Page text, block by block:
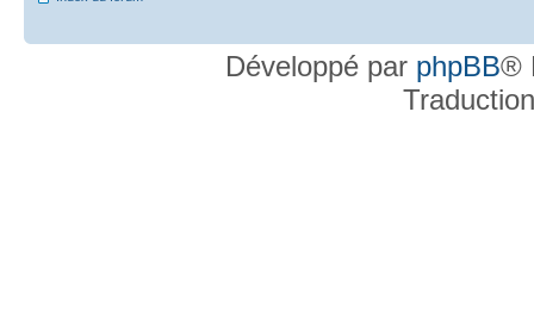
Développé par phpBB®